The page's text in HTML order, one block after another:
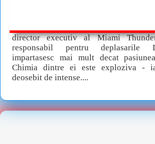
director executiv al Miami
responsabil pentru deplasarile
impartasesc mai mult decat
Chimia dintre ei este exploziva -
deosebit de intense....